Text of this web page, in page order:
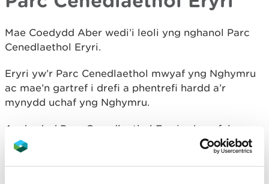
Mae Coedydd Aber wedi’i leoli yng nghanol Parc
Cenedlaethol Eryri.
Eryri yw’r Parc Cenedlaethol mwyaf yng Nghymru
ac mae’n gartref i drefi a phentrefi hardd a’r
mynydd uchaf yng Nghymru.
Awdurdod Parc Cenedlaethol Eryri sy’n gofalu
amdano.
I gael mwy o wybodaeth am ymweld ag Eryri, ewch